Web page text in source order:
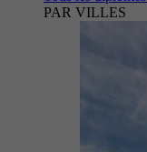
PAR VILLES